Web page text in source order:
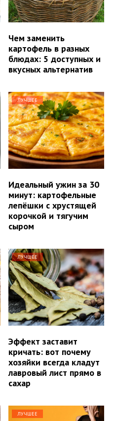
Чем заменить
картофель в разных
блюдах: 5 доступных и
вкусных альтернатив
ЛУЧШЕЕ
Идеальный ужин за 30
минут: картофельные
лепёшки с хрустящей
корочкой и тягучим
сыром
ЛУЧШЕЕ
Эффект заставит
кричать: вот почему
хозяйки всегда кладут
лавровый лист прямо в
сахар
ЛУЧШЕЕ